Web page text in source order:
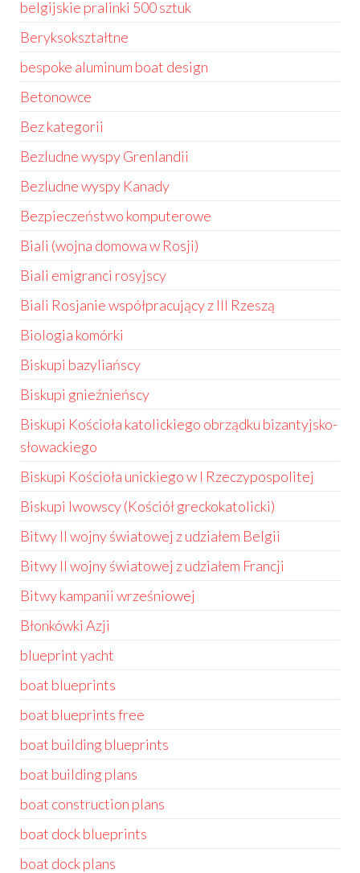
belgijskie pralinki 500 sztuk
Beryksokształtne
bespoke aluminum boat design
Betonowce
Bez kategorii
Bezludne wyspy Grenlandii
Bezludne wyspy Kanady
Bezpieczeństwo komputerowe
Biali (wojna domowa w Rosji)
Biali emigranci rosyjscy
Biali Rosjanie współpracujący z III Rzeszą
Biologia komórki
Biskupi bazyliańscy
Biskupi gnieźnieńscy
Biskupi Kościoła katolickiego obrządku bizantyjsko-
słowackiego
Biskupi Kościoła unickiego w I Rzeczypospolitej
Biskupi lwowscy (Kościół greckokatolicki)
Bitwy II wojny światowej z udziałem Belgii
Bitwy II wojny światowej z udziałem Francji
Bitwy kampanii wrześniowej
Błonkówki Azji
blueprint yacht
boat blueprints
boat blueprints free
boat building blueprints
boat building plans
boat construction plans
boat dock blueprints
boat dock plans